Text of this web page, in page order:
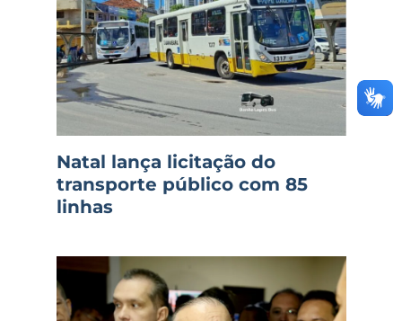
Natal lança licitação do
transporte público com 85
linhas